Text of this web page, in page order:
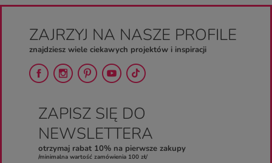
ZAJRZYJ NA NASZE PROFILE
znajdziesz wiele ciekawych projektów i inspiracji
ZAPISZ SIĘ DO
NEWSLETTERA
otrzymaj rabat 10% na pierwsze zakupy
/minimalna wartość zamówienia 100 zł/